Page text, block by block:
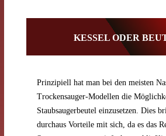
KESSEL ODER
Prinzipiell hat man bei den meisten
Trockensauger-Modellen die
Staubsaugerbeutel einzusetzen. Dies
durchaus Vorteile mit sich, da es das